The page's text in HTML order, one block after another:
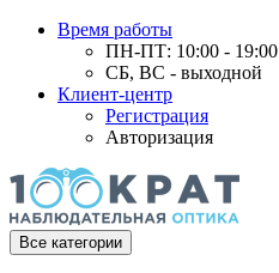
Время работы
ПН-ПТ: 10:00 - 19:00
СБ, ВС - выходной
Клиент-центр
Регистрация
Авторизация
Все категории